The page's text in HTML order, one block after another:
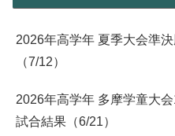
2026年高学年 夏季大会準
（7/12）
2026年高学年 多摩学童大
試合結果（6/21）